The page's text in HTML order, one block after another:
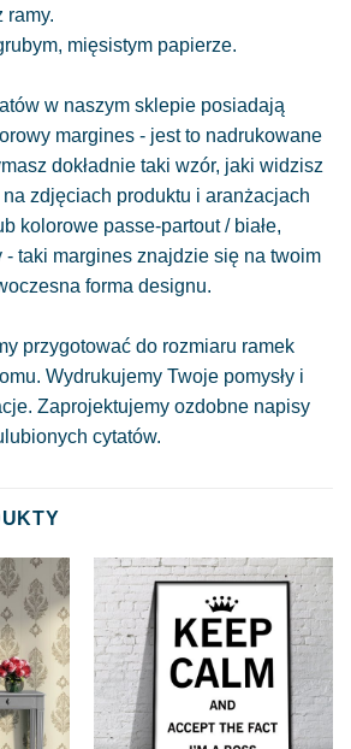
ramy.
mięsistym papierze.
w naszym sklepie posiadają
margines - jest to nadrukowane
dokładnie taki wzór, jaki widzisz
zdjęciach produktu i aranżacjach
kolorowe passe-partout / białe,
- taki margines znajdzie się na twoim
forma designu.
przygotować do rozmiaru ramek
Wydrukujemy Twoje pomysły i
Zaprojektujemy ozdobne napisy
cytatów.